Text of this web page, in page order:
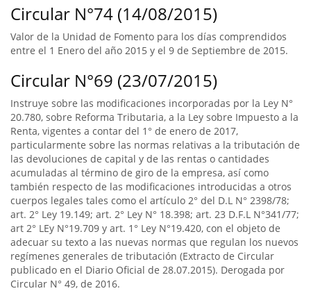
Circular N°74 (14/08/2015)
Valor de la Unidad de Fomento para los días comprendidos
entre el 1 Enero del año 2015 y el 9 de Septiembre de 2015.
Circular N°69 (23/07/2015)
Instruye sobre las modificaciones incorporadas por la Ley N°
20.780, sobre Reforma Tributaria, a la Ley sobre Impuesto a la
Renta, vigentes a contar del 1° de enero de 2017,
particularmente sobre las normas relativas a la tributación de
las devoluciones de capital y de las rentas o cantidades
acumuladas al término de giro de la empresa, así como
también respecto de las modificaciones introducidas a otros
cuerpos legales tales como el artículo 2° del D.L N° 2398/78;
art. 2° Ley 19.149; art. 2° Ley N° 18.398; art. 23 D.F.L N°341/77;
art 2° LEy N°19.709 y art. 1° Ley N°19.420, con el objeto de
adecuar su texto a las nuevas normas que regulan los nuevos
regímenes generales de tributación (Extracto de Circular
publicado en el Diario Oficial de 28.07.2015). Derogada por
Circular N° 49, de 2016.